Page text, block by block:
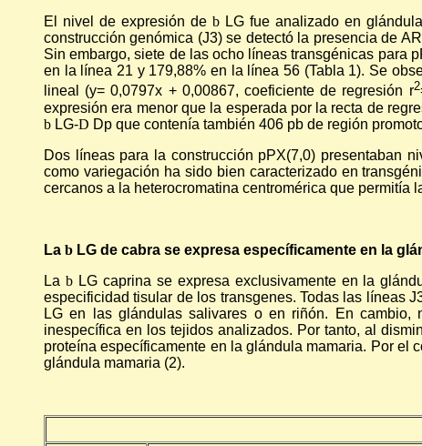
El nivel de expresión deb LG fue analizado en
construcción genómica (J3) se detectó la presencia de
Sin embargo, siete de las ocho líneas transgénicas para
en la línea 21 y 179,88% en la línea 56 (Tabla 1). Se
lineal (y= 0,0797x + 0,00867, coeficiente de regresión r2
expresión era menor que la esperada por la recta de
b LG-D Dp que contenía también 406 pb de región
Dos líneas para la construcción pPX(7,0) presentaban
como variegación ha sido bien caracterizado en
cercanos a la heterocromatina centromérica que permitía
La b LG de cabra se expresa específicamente en la
La bLG caprina se expresa exclusivamente en la
especificidad tisular de los transgenes. Todas las líneas
LG en las glándulas salivares o en riñón. En cambio,
inespecífica en los tejidos analizados. Por tanto, al
proteína específicamente en la glándula mamaria. Por el
glándula mamaria (2).